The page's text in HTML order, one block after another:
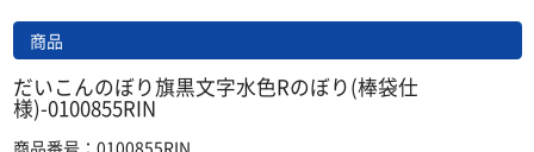
商品
だいこんのぼり旗黒文字水色Rのぼり(棒袋仕
様)-0100855RIN